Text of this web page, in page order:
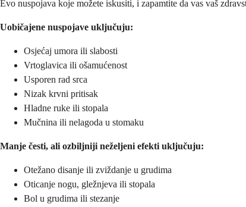
Evo nuspojava koje možete iskusiti, i zapamtite da vas vaš
Uobičajene nuspojave uključuju:
Osjećaj umora ili slabosti
Vrtoglavica ili ošamućenost
Usporen rad srca
Nizak krvni pritisak
Hladne ruke ili stopala
Mučnina ili nelagoda u stomaku
Manje česti, ali ozbiljniji neželjeni efekti uključuju:
Otežano disanje ili zviždanje u grudima
Oticanje nogu, gležnjeva ili stopala
Bol u grudima ili stezanje